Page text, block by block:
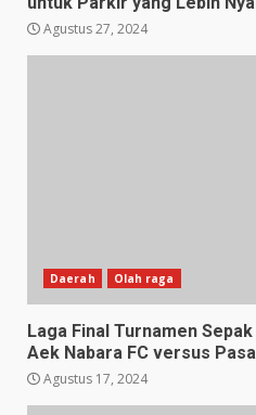
Agustus 27, 2024
Daerah Olah raga
Laga Final Turnamen
Aek Nabara FC versus
Agustus 17, 2024